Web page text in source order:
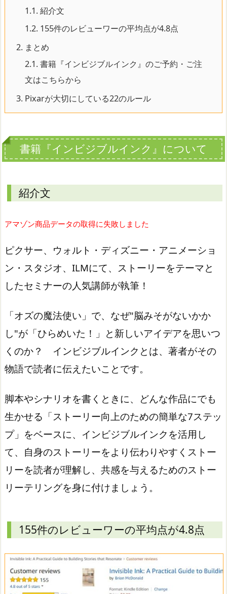
1.1. 紹介文
1.2. 155件のレビューワーの平均点が4.8点
2. まとめ
2.1. 書籍『インビジブルインク』のご予約・ご注
文はこちらから
3. Pixarが大切にしている22のルール
書籍『インビジブルインク』について
紹介文
アマゾン商品データの取得に失敗しました
ピクサー、ウォルト・ディズニー・アニメーショ
ン・スタジオ、ILMにて、ストーリーをテーマと
したセミナーの人気講師が執筆！
「オズの魔法使い」で、なぜ"脳みそがないかか
し"が「ひらめいた！」と新しいアイデアを思いつ
くのか？ インビジブルインクとは、著者がその
物語で読者に伝えたいことです。
脚本やシナリオを書くときに、どんな作品にでも
生かせる「ストーリー向上のための簡単な7ステッ
プ」をベースに、インビジブルインクを活用し
て、自身のストーリーをより伝わりやすくストー
リーを読者が理解し、共感を与えるためのストー
リーテリングを身に付けましょう。
155件のレビューワーの平均点が4.8点